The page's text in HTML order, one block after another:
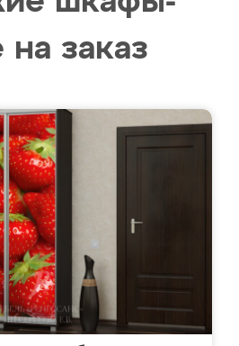
на заказ